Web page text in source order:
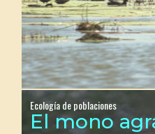
Ecología de poblaciones
El mono